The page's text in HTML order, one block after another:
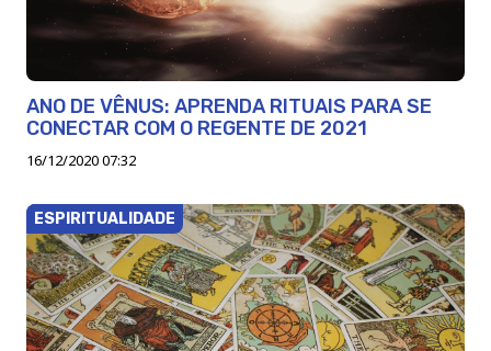
ANO DE VÊNUS: APRENDA RITUAIS PARA SE
CONECTAR COM O REGENTE DE 2021
16/12/2020 07:32
ESPIRITUALIDADE